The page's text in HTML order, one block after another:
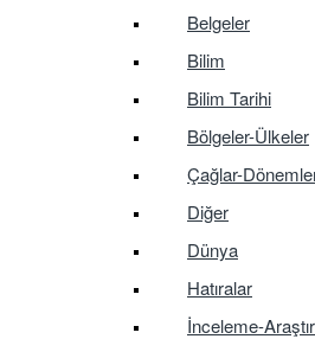
Belgeler
Bilim
Bilim Tarihi
Bölgeler-Ülkeler
Çağlar-
Diğer
Dünya
Hatıralar
İnceleme-